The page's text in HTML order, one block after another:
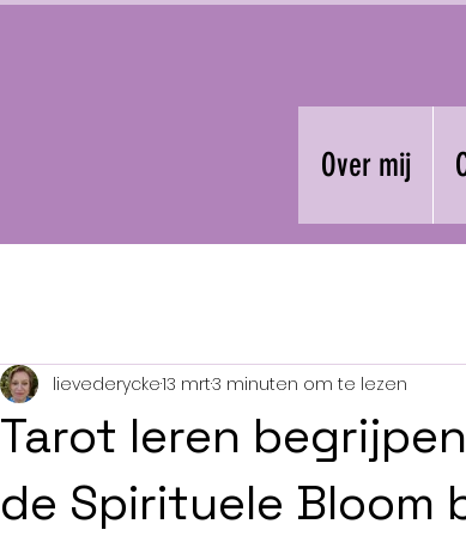
Over mij
Tarot leren
de Spirituele Bloom
lievederycke13 mrt3 minuten om te lezen